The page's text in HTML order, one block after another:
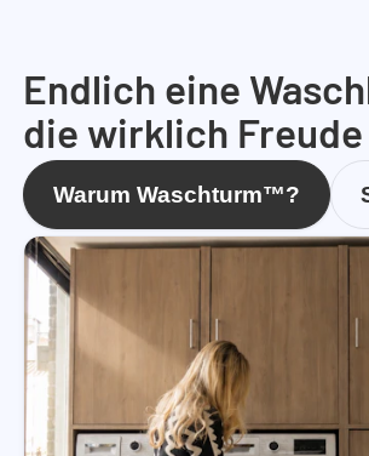
Endlich eine
die wirklich
Warum Waschturm™?